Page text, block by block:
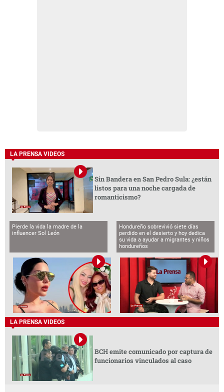
LA PRENSA VIDEOS
Sin Bandera en San Pedro Sula: ¿están
listos para una noche cargada de
romanticismo?
Pierde la vida la madre de la
influencer Sol León
Hondureño sobrevivió siete días
perdido en el desierto y hoy dedica
su vida a ayudar a migrantes y niños
hondureños
LA PRENSA VIDEOS
BCH emite comunicado por captura de
funcionarios vinculados al caso